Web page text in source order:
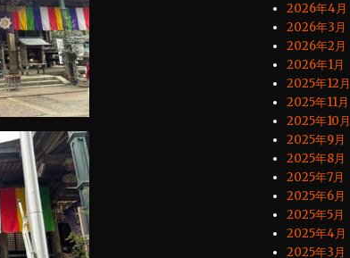
2026年4月
2026年3月
2026年2月
2026年1月
2025年12月
2025年11月
2025年10月
2025年9月
2025年8月
2025年7月
2025年6月
2025年5月
2025年4月
2025年3月